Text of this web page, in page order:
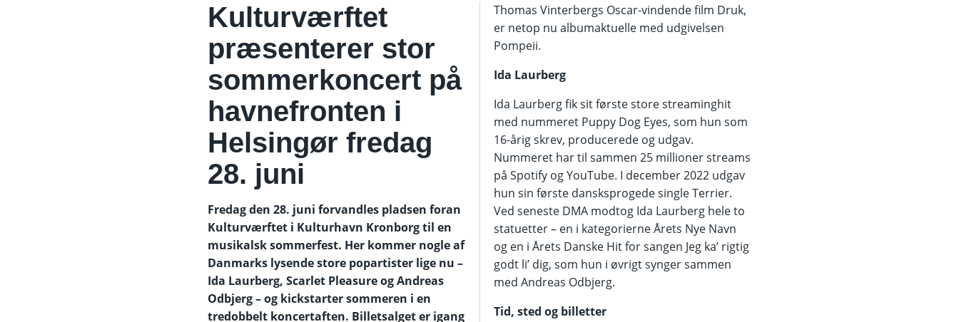
Kulturværftet
præsenterer stor
sommerkoncert på
havnefronten i
Helsingør fredag
28. juni
Fredag den 28. juni forvandles pladsen foran
Kulturværftet i Kulturhavn Kronborg til en
musikalsk sommerfest. Her kommer nogle af
Danmarks lysende store popartister lige nu –
Ida Laurberg, Scarlet Pleasure og Andreas
Odbjerg – og kickstarter sommeren i en
tredobbelt koncertaften. Billetsalget er igang
Thomas Vinterbergs Oscar-vindende film Druk,
er netop nu albumaktuelle med udgivelsen
Pompeii.
Ida Laurberg
Ida Laurberg fik sit første store streaminghit
med nummeret Puppy Dog Eyes, som hun som
16-årig skrev, producerede og udgav.
Nummeret har til sammen 25 millioner streams
på Spotify og YouTube. I december 2022 udgav
hun sin første dansksprogede single Terrier.
Ved seneste DMA modtog Ida Laurberg hele to
statuetter – en i kategorierne Årets Nye Navn
og en i Årets Danske Hit for sangen Jeg ka’ rigtig
godt li’ dig, som hun i øvrigt synger sammen
med Andreas Odbjerg.
Tid, sted og billetter